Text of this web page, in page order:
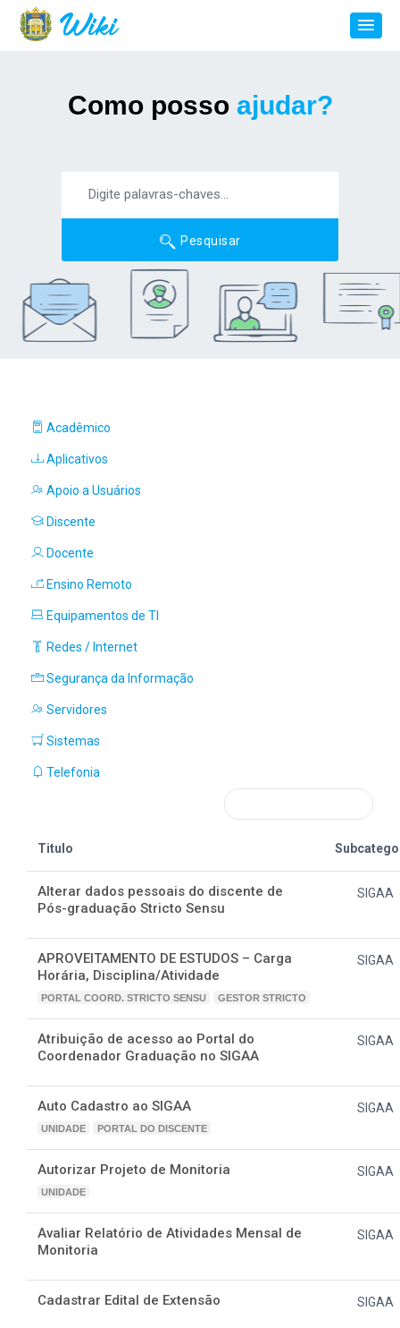
Como posso ajudar?
Pesquisar
Acadêmico
Aplicativos
Apoio a Usuários
Discente
Docente
Ensino Remoto
Equipamentos de TI
Redes / Internet
Segurança da Informação
Servidores
Sistemas
Telefonia
Titulo
Alterar dados pessoais do discente de
Pós-graduação Stricto Sensu
SIGAA
APROVEITAMENTO DE ESTUDOS – Carga
Horária, Disciplina/Atividade
PORTAL COORD. STRICTO SENSU GESTOR STRICTO
SIGAA
Atribuição de acesso ao Portal do
Coordenador Graduação no SIGAA
SIGAA
Auto Cadastro ao SIGAA
UNIDADE PORTAL DO DISCENTE
SIGAA
Autorizar Projeto de Monitoria
UNIDADE
SIGAA
Avaliar Relatório de Atividades Mensal de
Monitoria
SIGAA
Cadastrar Edital de Extensão SIGAA